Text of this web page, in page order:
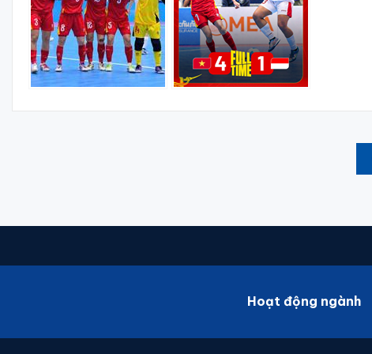
Hoạt động ngành